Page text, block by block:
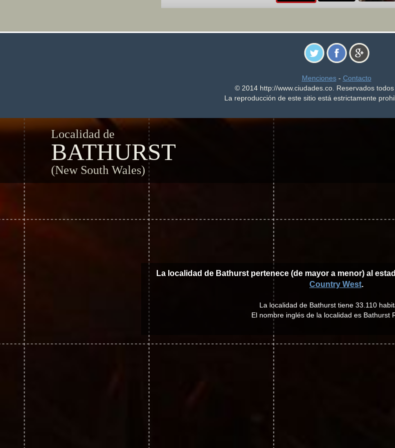
Menciones- Contacto
© 2014 http://www.ciudades.co. Reservados todos
La reproducción de este sitio está estrictamente
Localidad de
BATHURST
(New South Wales)
La localidad de Bathurst pertenece (de mayor a menor) al
Country West.
La localidad de Bathurst tiene 33.110
El nombre inglés de la localidad es Bathurst